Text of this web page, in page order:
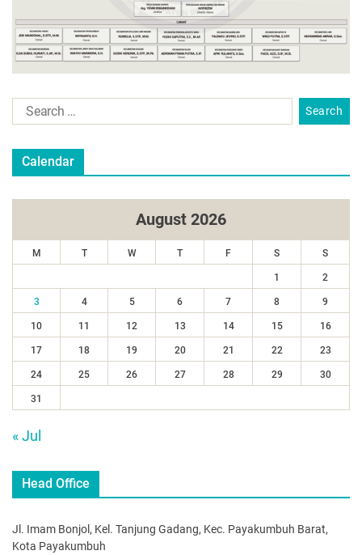
Calendar
August 2026
M T W T F S S
1 2
3 4 5 6 7 8 9
10 11 12 13 14 15 16
17 18 19 20 21 22 23
24 25 26 27 28 29 30
31
« Jul
Head Office
Jl. Imam Bonjol, Kel. Tanjung Gadang, Kec. Payakumbuh Barat,
Kota Payakumbuh